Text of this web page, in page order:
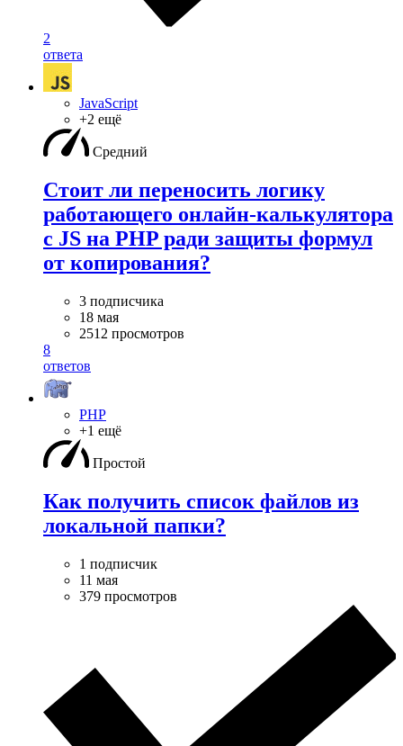
2
ответа
JavaScript
+2 ещё
Средний
Стоит ли переносить логику
работающего онлайн-калькулятора
с JS на PHP ради защиты формул
от копирования?
3 подписчика
18 мая
2512 просмотров
8
ответов
PHP
+1 ещё
Простой
Как получить список файлов из
локальной папки?
1 подписчик
11 мая
379 просмотров